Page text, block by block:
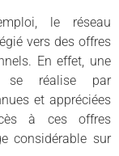
le réseau
vers des offres
En effet, une
se réalise par
et appréciées
à ces offres
considérable sur